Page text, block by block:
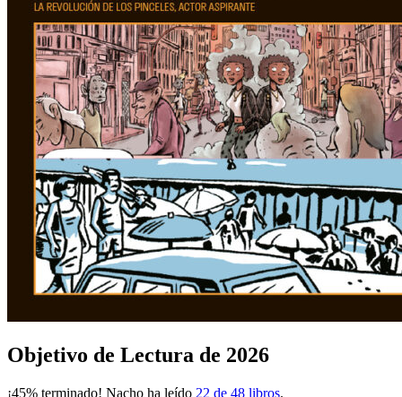
Objetivo de Lectura de 2026
¡45% terminado! Nacho ha leído 22 de 48 libros.